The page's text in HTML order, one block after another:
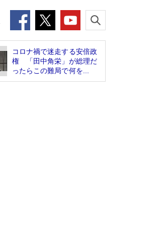
コロナ禍で迷走する安倍政
権 「田中角栄」が総理だ
ったらこの難局で何を...